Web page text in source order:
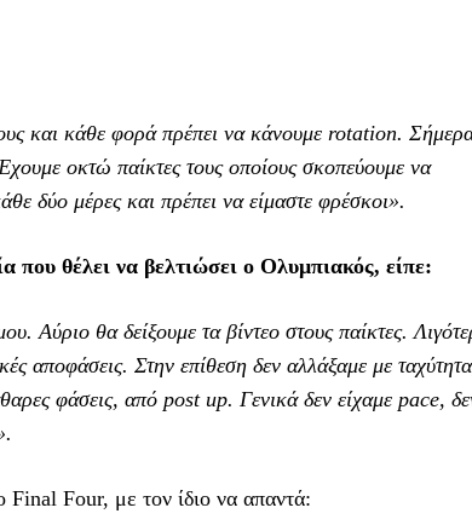
και κάθε φορά πρέπει να κάνουμε rotation.
οκτώ παίκτες τους οποίους σκοπεύουμε να
δύο μέρες και πρέπει να είμαστε φρέσκοι».
που θέλει να βελτιώσει ο Ολυμπιακός, είπε:
Αύριο θα δείξουμε τα βίντεο στους παίκτες.
αποφάσεις. Στην επίθεση δεν αλλάξαμε με
φάσεις, από post up. Γενικά δεν είχαμε pace,
Four, με τον ίδιο να απαντά: